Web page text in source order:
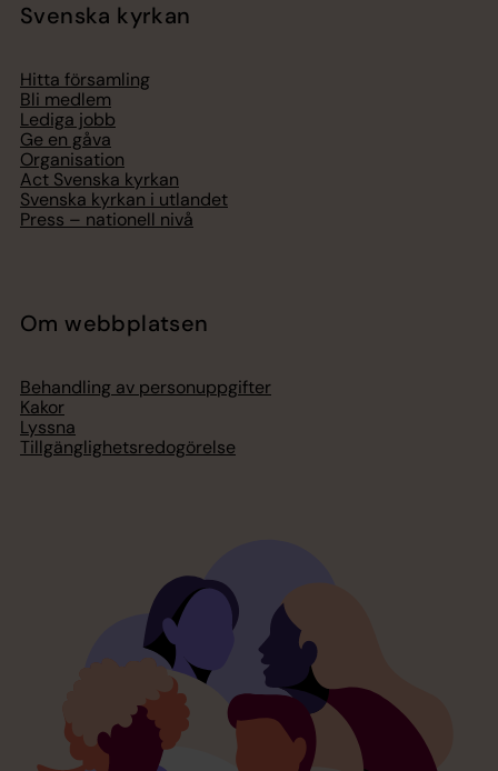
Svenska kyrkan
Hitta församling
Bli medlem
Lediga jobb
Ge en gåva
Organisation
Act Svenska kyrkan
Svenska kyrkan i utlandet
Press – nationell nivå
Om webbplatsen
Behandling av personuppgifter
Kakor
Lyssna
Tillgänglighetsredogörelse